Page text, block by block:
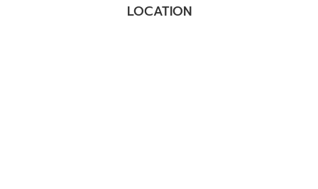
LOCATION